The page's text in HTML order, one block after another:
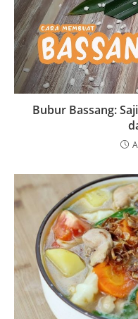
Bubur Bassang: